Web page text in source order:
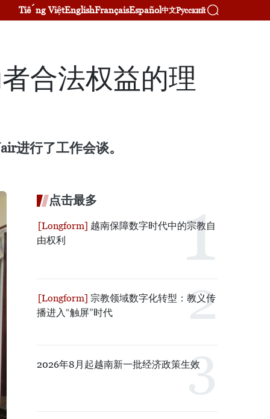
Tiếng ViệtEnglishFrançaisEspañol中文Русский
合法权益的理
进行了工作会谈。
点击最多
越南保障数字时代中的宗教自
由权利
宗教领域数字化转型：教义传
播进入“触屏”时代
2026年8月起越南新一批经济政策生效